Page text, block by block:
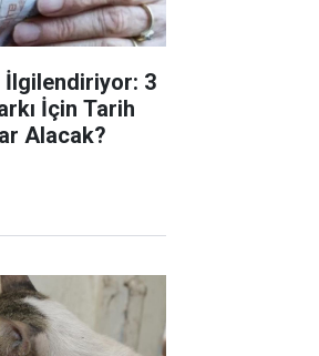
İlgilendiriyor: 3
İçin Tarih
Alacak?